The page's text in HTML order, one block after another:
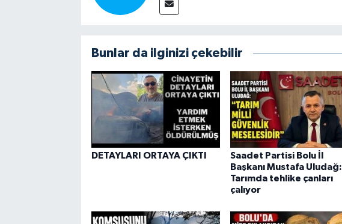
Bunlar da ilginizi çekebilir
DETAYLARI ORTAYA ÇIKTI
Saadet Partisi Bolu İl
Başkanı Mustafa Uludağ:
Tarımda tehlike çanları
çalıyor